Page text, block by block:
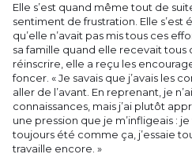
Elle s’est quand même tout de
sentiment de frustration. Elle
qu’elle n’avait pas mis tous ces
sa famille quand elle recevait tous
réinscrire, elle a reçu les
foncer. « Je savais que j’avais les
aller de l’avant. En reprenant, je
connaissances, mais j’ai plutôt
une pression que je m’infligeais : je
toujours été comme ça, j’essaie
travaille encore. »